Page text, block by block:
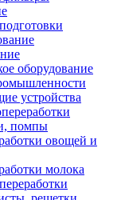
оборудование
устройства
помпы
овощей и
молока